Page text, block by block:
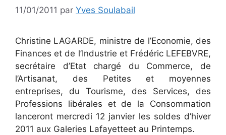
11/01/2011 par Yves Soulabail
Christine LAGARDE, ministre de l’Economie, des
Finances et de l’Industrie et Frédéric LEFEBVRE,
secrétaire d’Etat chargé du Commerce, de
l’Artisanat, des Petites et moyennes
entreprises, du Tourisme, des Services, des
Professions libérales et de la Consommation
lanceront mercredi 12 janvier les soldes d’hiver
2011 aux Galeries Lafayetteet au Printemps.